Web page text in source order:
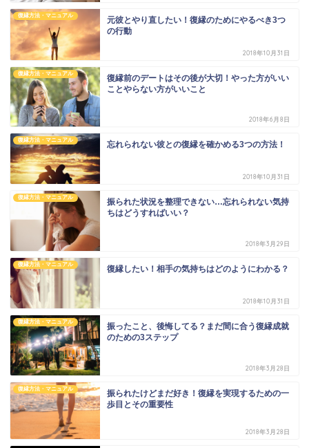
復縁方法・マニュアル
元彼とやり直したい！復縁のためにやるべき3つ
の行動
2018年10月31日
復縁方法・マニュアル
復縁前のデートはその後が大切！やった方がいい
ことやらない方がいいこと
2018年6月8日
復縁方法・マニュアル 忘れられない彼との復縁を確かめる3つの方法！
2018年10月31日
復縁方法・マニュアル
振られた状況を整理できない…忘れられない気持
ちはどうすればいい？
2018年3月29日
復縁方法・マニュアル 復縁したい！相手の気持ちはどのようにわかる？
2018年10月31日
復縁方法・マニュアル
振ったこと、後悔してる？まだ間に合う復縁成就
のための3ステップ
2018年3月28日
復縁方法・マニュアル
振られたけどまだ好き！復縁を実現するための一
歩目とその重要性
2018年3月28日